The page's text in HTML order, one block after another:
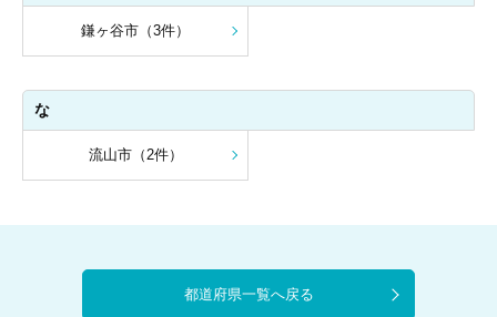
鎌ヶ谷市（3件）
な
流山市（2件）
都道府県一覧へ戻る